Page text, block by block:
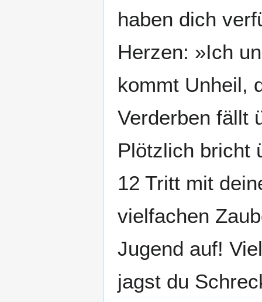
haben dich
Herzen: »Ich
kommt Unheil,
Verderben fällt
Plötzlich bricht
12 Tritt mit
vielfachen
Jugend auf!
jagst du